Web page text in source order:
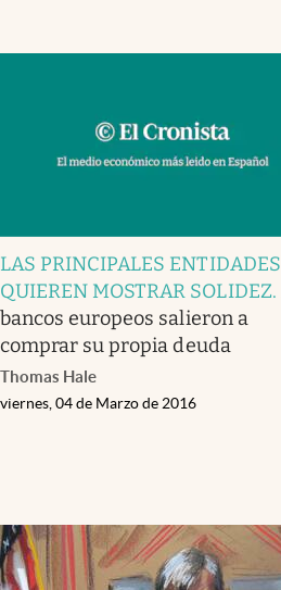
LAS PRINCIPALES ENTIDADES
QUIEREN MOSTRAR SOLIDEZ.
bancos europeos salieron a
comprar su propia deuda
Thomas Hale
viernes, 04 de Marzo de 2016